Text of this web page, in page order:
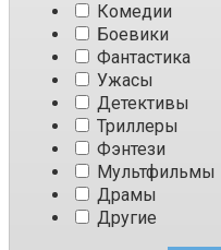
Комедии
Боевики
Фантастика
Ужасы
Детективы
Триллеры
Фэнтези
Мультфильмы
Драмы
Другие